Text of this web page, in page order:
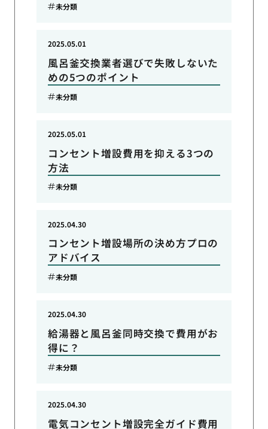
未分類
風呂釜交換業者選びで失敗しないた
めの5つのポイント
2025.05.01
未分類
コンセント増設費用を抑える3つの
方法
2025.05.01
未分類
コンセント増設場所の決め方プロの
アドバイス
2025.04.30
未分類
給湯器と風呂釜同時交換で費用がお
得に？
2025.04.30
未分類
電気コンセント増設完全ガイド費用
2025.04.30